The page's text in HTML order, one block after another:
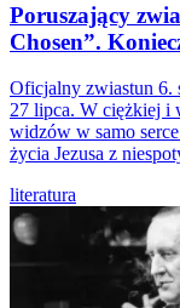
Poruszający
Chosen”.
Oficjalny zwiastun 6.
27 lipca. W ciężkiej i
widzów w samo
życia Jezusa z
literatura